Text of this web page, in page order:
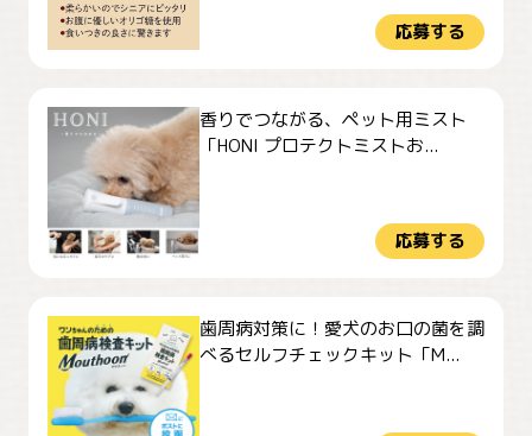
応募する
香りでつながる、ペット用ミスト
「HONI プロテクトミストお...
応募する
歯周病対策に！愛犬のお口の菌を調
べるセルフチェックキット「M...